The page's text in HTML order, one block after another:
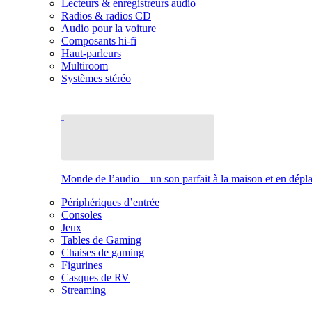
Lecteurs & enregistreurs audio
Radios & radios CD
Audio pour la voiture
Composants hi-fi
Haut-parleurs
Multiroom
Systèmes stéréo
Monde de l’audio – un son parfait à la maison et en
Périphériques d’entrée
Consoles
Jeux
Tables de Gaming
Chaises de gaming
Figurines
Casques de RV
Streaming